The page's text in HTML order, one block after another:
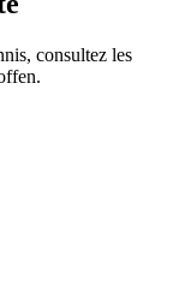
, consultez les
.